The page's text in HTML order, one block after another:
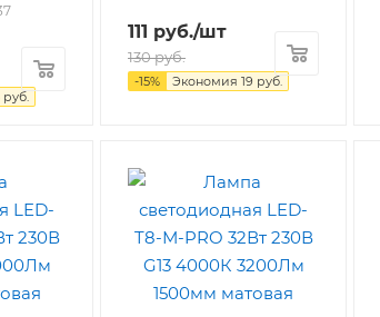
руб.
111 руб./шт
130руб.
-15% Экономия 19 руб.